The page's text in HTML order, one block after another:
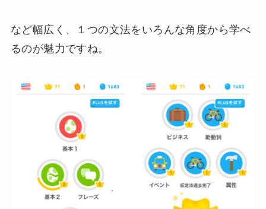
など幅広く、１つの文法をいろんな角度から学べ
るのが魅力ですね。